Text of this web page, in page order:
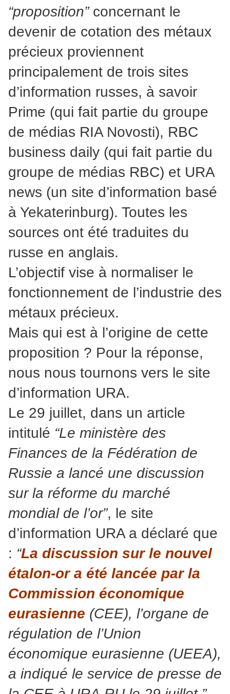
“proposition”concernant le
devenir de cotation des métaux
précieux proviennent
principalement de trois sites
d’information russes, à savoir
Prime (qui fait partie du groupe
de médias RIA Novosti), RBC
business daily (qui fait partie du
groupe de médias RBC) et URA
news (un site d’information basé
à Yekaterinburg). Toutes les
sources ont été traduites du
russe en anglais.
L’objectif vise à normaliser le
fonctionnement de l’industrie des
métaux précieux.
Mais qui est à l’origine de cette
proposition ? Pour la réponse,
nous nous tournons vers le site
d’information URA.
Le 29 juillet, dans un article
intitulé “Le ministère des
Finances de la Fédération de
Russie a lancé une discussion
sur la réforme du marché
mondial de l’or”, le site
d’information URA a déclaré que
: “La discussion sur le nouvel
étalon-or a été lancée par la
Commission économique
eurasienne (CEE), l’organe de
régulation de l’Union
économique eurasienne (UEEA),
a indiqué le service de presse de